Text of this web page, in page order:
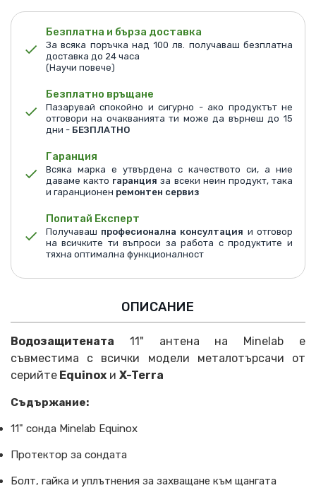
Безплатна и бърза доставка
За всяка поръчка над 100 лв. получаваш безплатна
доставка до 24 часа
(Научи повече)
Безплатно връщане
Пазарувай спокойно и сигурно - ако продуктът не
отговори на очакванията ти може да върнеш до 15
дни - БЕЗПЛАТНО
Гаранция
Всяка марка е утвърдена с качеството си, а ние
даваме както гаранция за всеки неин продукт, така
и гаранционен ремонтен сервиз
Попитай Експерт
Получаваш професионална консултация и отговор
на всичките ти въпроси за работа с продуктите и
тяхна оптимална функционалност
ОПИСАНИЕ
Водозащитената 11" антена на Minelab е
съвместима с всички модели металотърсачи от
серийте Equinox и X-Terra
Съдържание:
11" сонда Minelab Equinox
Протектор за сондата
Болт, гайка и уплътнения за захващане към щангата